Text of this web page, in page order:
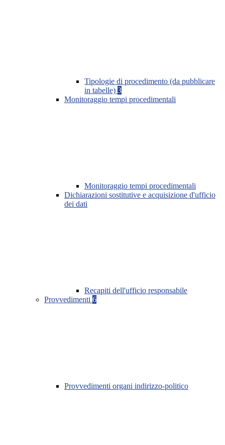
Tipologie di procedimento (da pubblicare
in tabelle) 3
Monitoraggio tempi procedimentali
Monitoraggio tempi procedimentali
Dichiarazioni sostitutive e acquisizione d'ufficio
dei dati
Recapiti dell'ufficio responsabile
Provvedimenti 6
Provvedimenti organi indirizzo-politico